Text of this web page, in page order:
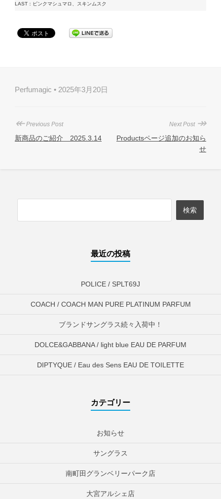
LAST：ピンクマシュマロ、スキンムスク
Perfumagic • 2025年3月20日
↞Previous Post
新商品のご紹介 2025.3.14
Next Post ↠
Productsページ追加のお知ら
せ
最近の投稿
POLICE / SPLT69J
COACH / COACH MAN PURE PLATINUM PARFUM
ブランドサングラス続々入荷中！
DOLCE&GABBANA / light blue EAU DE PARFUM
DIPTYQUE / Eau des Sens EAU DE TOILETTE
カテゴリー
お知らせ
サングラス
南町田グランベリーパーク店
大宮アルシェ店